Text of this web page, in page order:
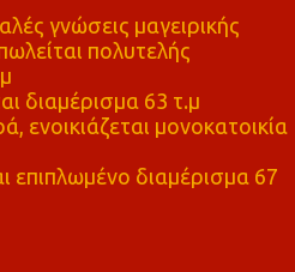
γνώσεις μαγειρικής
πολυτελής
διαμέρισμα 63 τ.μ
ενοικιάζεται μονοκατοικία
επιπλωμένο διαμέρισμα 67